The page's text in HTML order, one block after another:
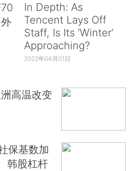
In Depth: As
Tencent Lays Off
Staff, Is Its ‘Winter’
Approaching?
2022年04月01日
高温改变
保基数加
韩股杠杆